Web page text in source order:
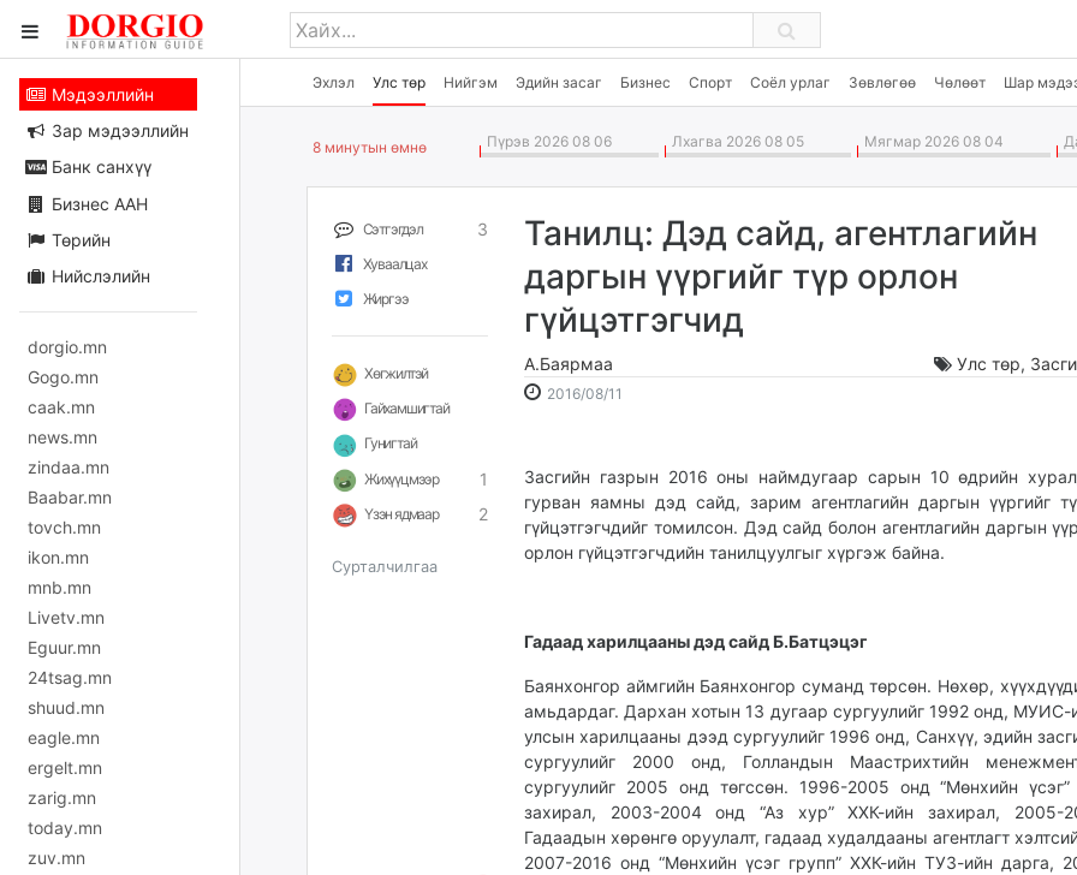
Эхлэл Улс төр Нийгэм Эдийн засаг Бизнес Спорт Соёл урлаг Зөвлөгөө Чөлөөт Шар
Мэдээллийн
Зар мэдээллийн
Банк санхүү
Бизнес ААН
Төрийн
Нийслэлийн
dorgio.mn
Gogo.mn
caak.mn
news.mn
zindaa.mn
Baabar.mn
tovch.mn
ikon.mn
mnb.mn
Livetv.mn
Eguur.mn
24tsag.mn
shuud.mn
eagle.mn
ergelt.mn
zarig.mn
today.mn
zuv.mn
8 минутын өмнө Пүрэв 2026 08 06 Лхагва 2026 08 05 Мягмар 2026 08 04
Сэтгэгдэл 3
Хуваалцах
Жиргээ
Хөгжилтэй
Гайхамшигтай
Гунигтай
Жихүүцмээр
1
Үзэн ядмаар 2
Сурталчилгаа
Танилц: Дэд сайд, агентлагийн
даргын үүргийг түр орлон
гүйцэтгэгчид
А.Баярмаа Улс төр,
2016/08/11
12:30:47
12:58:30
Засгийн газрын 2016 оны наймдугаар сарын 10 өдрийн
гурван яамны дэд сайд, зарим агентлагийн даргын үүргийг
гүйцэтгэгчдийг томилсон. Дэд сайд болон агентлагийн даргын
орлон гүйцэтгэгчдийн танилцуулгыг хүргэж байна.
Гадаад харилцааны дэд сайд Б.Батцэцэг
Баянхонгор аймгийн Баянхонгор суманд төрсөн. Нөхөр,
амьдардаг. Дархан хотын 13 дугаар сургуулийг 1992 онд, МУИС-
улсын харилцааны дээд сургуулийг 1996 онд, Санхүү, эдийн
сургуулийг 2000 онд, Голландын Маастрихтийн
сургуулийг 2005 онд төгссөн. 1996-2005 онд “Мөнхийн үсэг”
захирал, 2003-2004 онд “Аз хур” ХХК-ийн захирал, 2005-
Гадаадын хөрөнгө оруулалт, гадаад худалдааны агентлагт
2007-2016 онд “Мөнхийн үсэг групп” ХХК-ийн ТУЗ-ийн дарга,